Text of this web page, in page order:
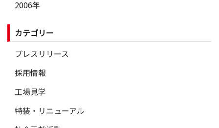
2006年
カテゴリー
プレスリリース
採用情報
工場見学
特装・リニューアル